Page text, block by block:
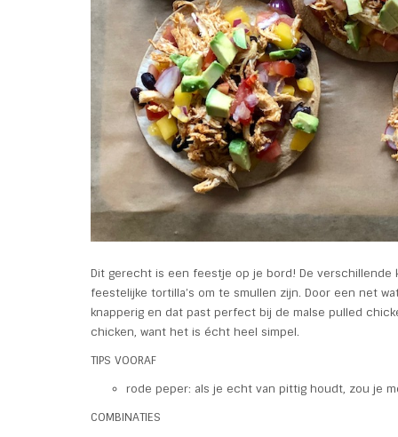
Dit gerecht is een feestje op je bord! De
feestelijke tortilla’s om te smullen zijn. Door een net
knapperig en dat past perfect bij de malse pulled
chicken, want het is écht heel simpel.
TIPS VOORAF
rode peper: als je echt van pittig houdt, zou je
COMBINATIES